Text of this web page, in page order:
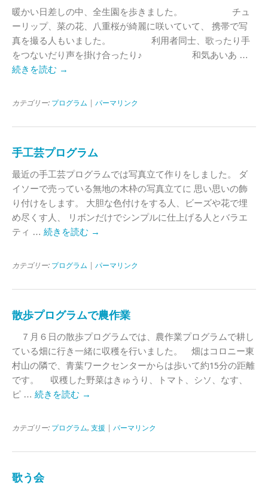
暖かい日差しの中、全生園を歩きました。 チュ
ーリップ、菜の花、八重桜が綺麗に咲いていて、 携帯で写
真を撮る人もいました。 利用者同士、歌ったり手
をつないだり声を掛け合ったり♪ 和気あいあ …
続きを読む →
カテゴリー: プログラム パーマリンク
手工芸プログラム
最近の手工芸プログラムでは写真立て作りをしました。 ダ
イソーで売っている無地の木枠の写真立てに 思い思いの飾
り付けをします。 大胆な色付けをする人、ビーズや花で埋
め尽くす人、 リボンだけでシンプルに仕上げる人とバラエ
ティ … 続きを読む →
カテゴリー: プログラム パーマリンク
散歩プログラムで農作業
７月６日の散歩プログラムでは、農作業プログラムで耕し
ている畑に行き一緒に収穫を行いました。 畑はコロニー東
村山の隣で、青葉ワークセンターからは歩いて約15分の距離
です。 収穫した野菜はきゅうり、トマト、シソ、なす、
ピ … 続きを読む →
カテゴリー: プログラム, 支援 パーマリンク
歌う会